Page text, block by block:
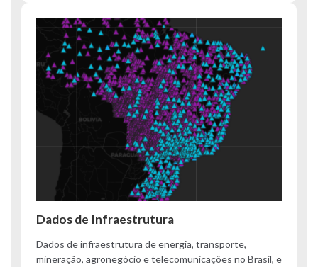
Dados de Infraestrutura
Dados de infraestrutura de energia, transporte,
mineração, agronegócio e telecomunicações no Brasil, e